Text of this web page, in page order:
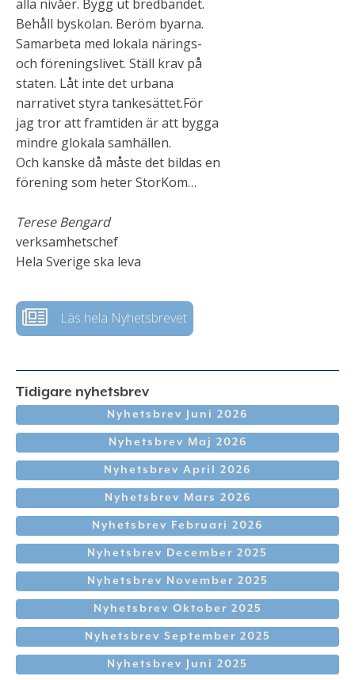
alla nivåer. Bygg ut bredbandet.
Behåll byskolan. Beröm byarna.
Samarbeta med lokala närings-
och föreningslivet. Ställ krav på
staten. Låt inte det urbana
narrativet styra tankesättet.För
jag tror att framtiden är att bygga
mindre glokala samhällen.
Och kanske då måste det bildas en
förening som heter StorKom…
Terese Bengard
verksamhetschef
Hela Sverige ska leva
Läs hela Nyhetsbrevet
Tidigare nyhetsbrev
Nyhetsbrev Juni 2026
Nyhetsbrev Maj 2026
Nyhetsbrev April 2026
Nyhetsbrev Mars 2026
Nyhetsbrev Februari 2026
Nyhetsbrev December 2025
Nyhetsbrev November 2025
Nyhetsbrev Oktober 2025
Nyhetsbrev September 2025
Nyhetsbrev Juni 2025